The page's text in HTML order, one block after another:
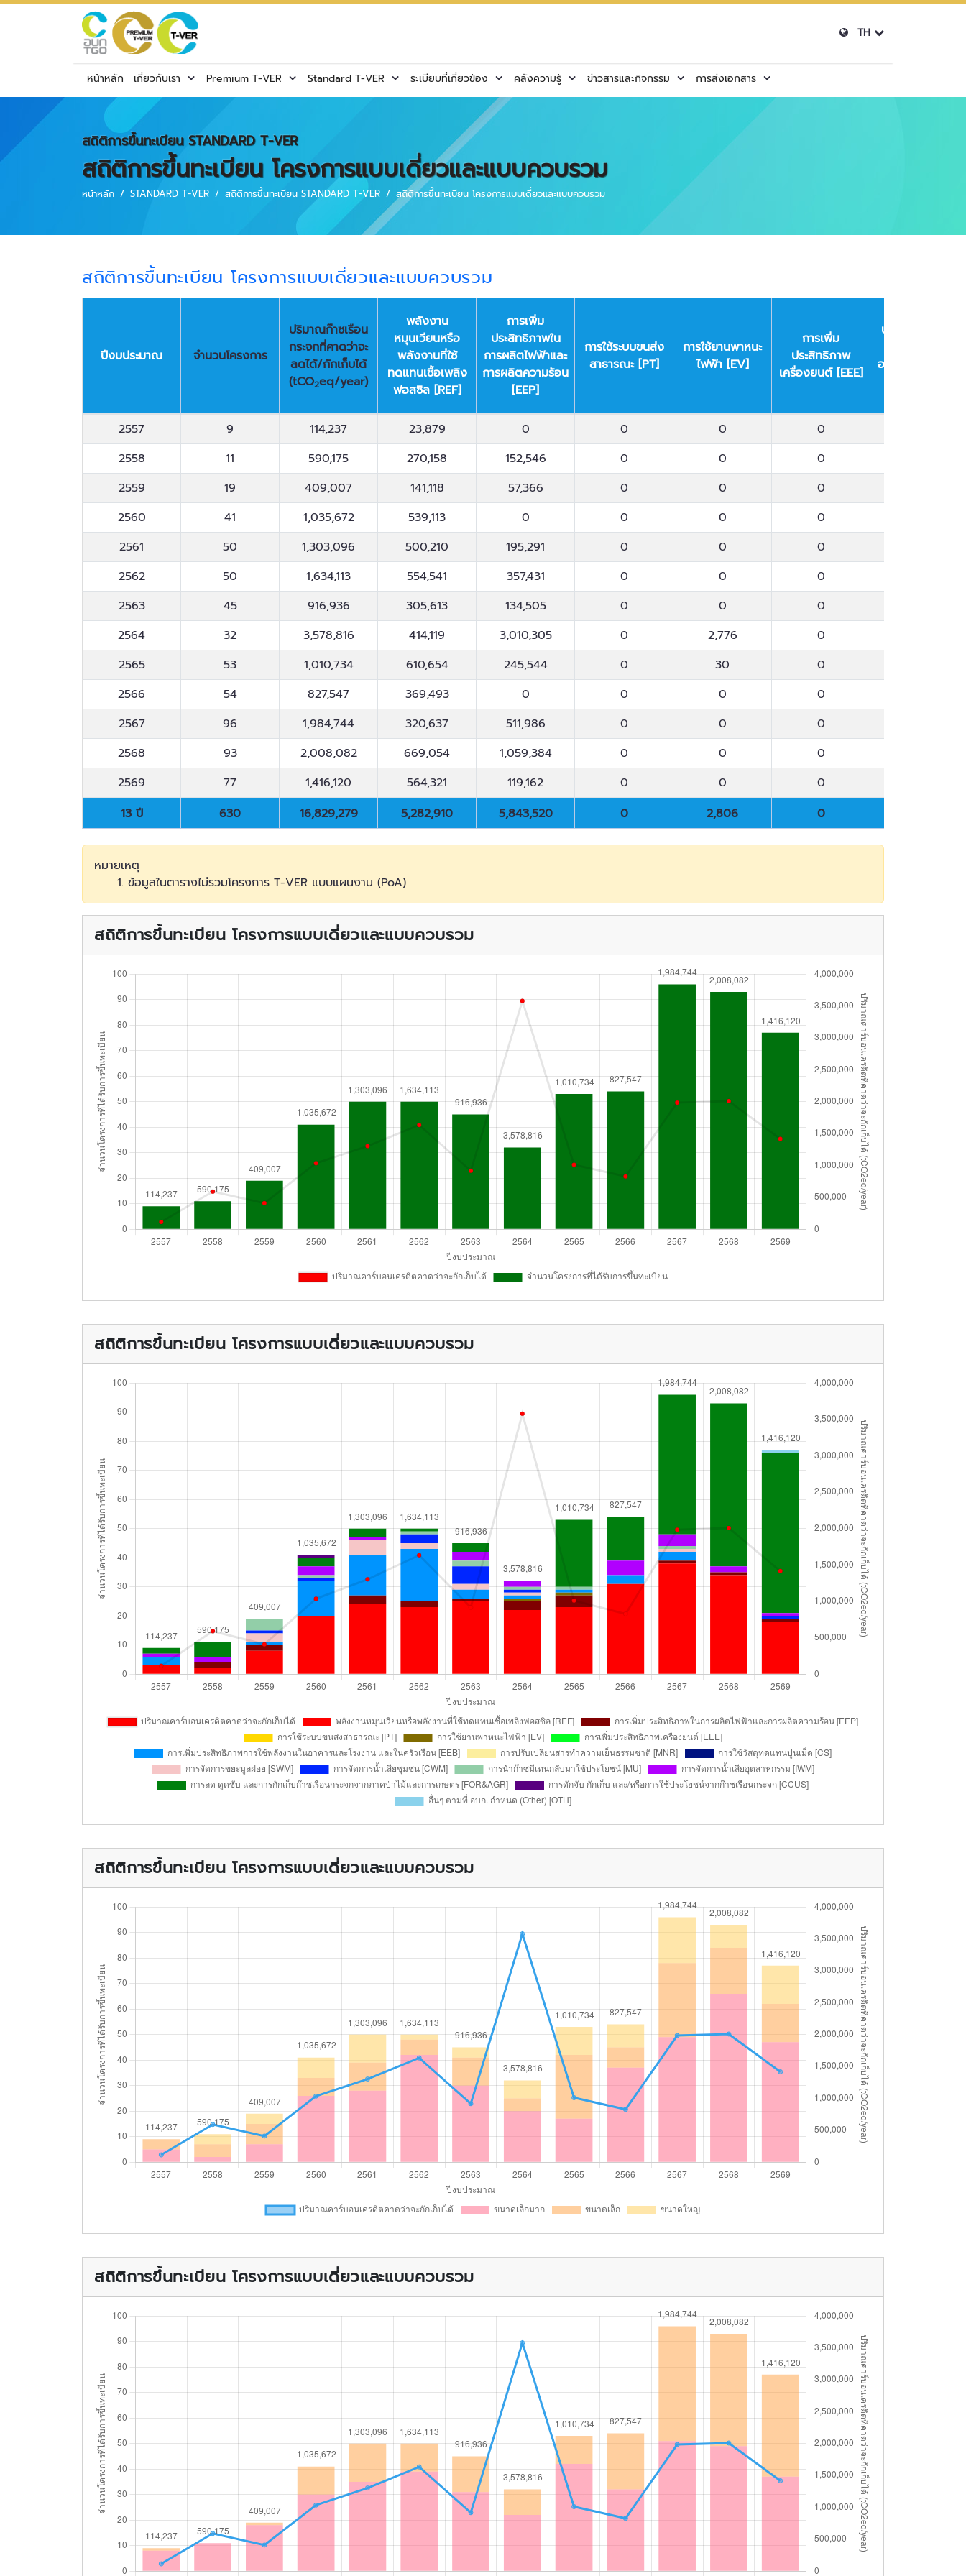
TH
หน้าหลัก เกี่ยวกับเรา Premium T-VER Standard T-VER ระเบียบที่เกี่ยวข้อง คลังความรู้ ข่าวสารและกิจกรรม การส่งเอกสาร
สถิติการขึ้นทะเบียน STANDARD T-VER
สถิติการขึ้นทะเบียน โครงการแบบเดี่ยวและแบบควบรวม
หน้าหลัก STANDARD T-VER สถิติการขึ้นทะเบียน STANDARD T-VER สถิติการขึ้นทะเบียน โครงการแบบเดี่ยวและแบบควบรวม
สถิติการขึ้นทะเบียน โครงการแบบเดี่ยวและแบบควบรวม
ปีงบประมาณ จำนวนโครงการ
ปริมาณก๊าซเรือน
กระจกที่คาดว่าจะ
ลดได้/กักเก็บได้
(tCO2eq/year)
พลังงาน
หมุนเวียนหรือ
พลังงานที่ใช้
ทดแทนเชื้อเพลิง
ฟอสซิล [REF]
การเพิ่ม
ประสิทธิภาพใน
การผลิตไฟฟ้าและ
การผลิตความร้อน
[EEP]
การใช้ระบบขนส่ง
สาธารณะ [PT]
การใช้ยานพาหนะ
ไฟฟ้า [EV]
การเพิ่ม
ประสิทธิภาพ
เครื่องยนต์ [EEE]
ประสิทธิภาพการ
อาคารและโรงงาน
ปีงบประมาณ
จำนวนโครงการ
ปริมาณก๊าซเรือน
กระจกที่คาดว่าจะ
ลดได้/กักเก็บได้
(tCO2eq/year)
พลังงาน
หมุนเวียนหรือ
พลังงานที่ใช้
ทดแทนเชื้อเพลิง
ฟอสซิล [REF]
การเพิ่ม
ประสิทธิภาพใน
การผลิตไฟฟ้าและ
การผลิตความร้อน
[EEP]
การใช้ระบบขนส่ง
สาธารณะ [PT]
การใช้ยานพาหนะ
ไฟฟ้า [EV]
การเพิ่ม
ประสิทธิภาพ
เครื่องยนต์ [EEE]
ประสิทธิภาพการ
อาคารและโรงงาน
13 ปี 630 16,829,279 5,282,910 5,843,520 0 2,806 0
2557 9 114,237 23,879 0 0 0 0
2558
11 590,175 270,158 152,546 0 0 0
2559
19 409,007 141,118 57,366 0 0 0
2560
41 1,035,672 539,113 0 0 0 0
2561
50 1,303,096 500,210 195,291 0 0 0
2562
50 1,634,113 554,541 357,431 0 0 0
2563
45 916,936 305,613 134,505 0 0 0
2564
32 3,578,816 414,119 3,010,305 0 2,776 0
2565
53 1,010,734 610,654 245,544 0 30 0
2566
54 827,547 369,493 0 0 0 0
2567
96 1,984,744 320,637 511,986 0 0 0
2568
93 2,008,082 669,054 1,059,384 0 0 0
2569
77 1,416,120 564,321 119,162 0 0 0
13 ปี
630 16,829,279 5,282,910 5,843,520 0 2,806 0
หมายเหตุ
1. ข้อมูลในตารางไม่รวมโครงการ T-VER แบบแผนงาน (PoA)
สถิติการขึ้นทะเบียน โครงการแบบเดี่ยวและแบบควบรวม
สถิติการขึ้นทะเบียน โครงการแบบเดี่ยวและแบบควบรวม
สถิติการขึ้นทะเบียน โครงการแบบเดี่ยวและแบบควบรวม
สถิติการขึ้นทะเบียน โครงการแบบเดี่ยวและแบบควบรวม